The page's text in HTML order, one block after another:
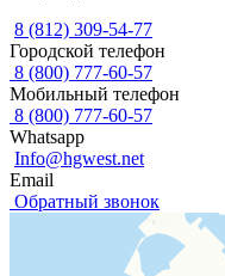
8 (812) 309-54-77
Городской телефон
8 (800) 777-60-57
Мобильный телефон
8 (800) 777-60-57
Whatsapp
Info@hgwest.net
Email
Обратный звонок